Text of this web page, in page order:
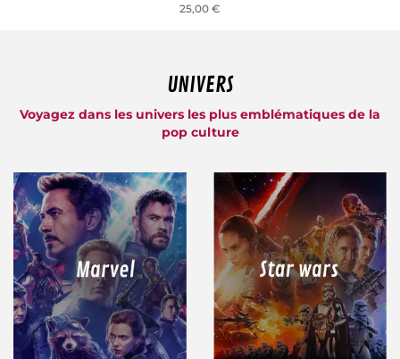
25,00 €
UNIVERS
Voyagez dans les univers les plus emblématiques de la
pop culture